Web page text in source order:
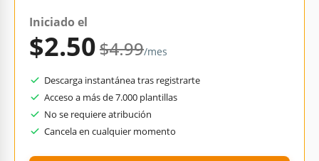
Iniciado el
$2.50$4.99/mes
Descarga instantánea tras registrarte
Acceso a más de 7.000 plantillas
No se requiere atribución
Cancela en cualquier momento